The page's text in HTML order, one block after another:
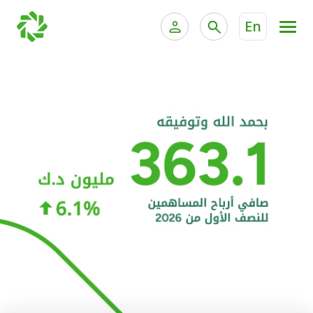
En
الخدمات المصرفية الإلكترونية للشركات
خدمة "بيتك" للتداول الإلكتروني
الحسابات المصرفية
البطاقات
"برامج العملاء"